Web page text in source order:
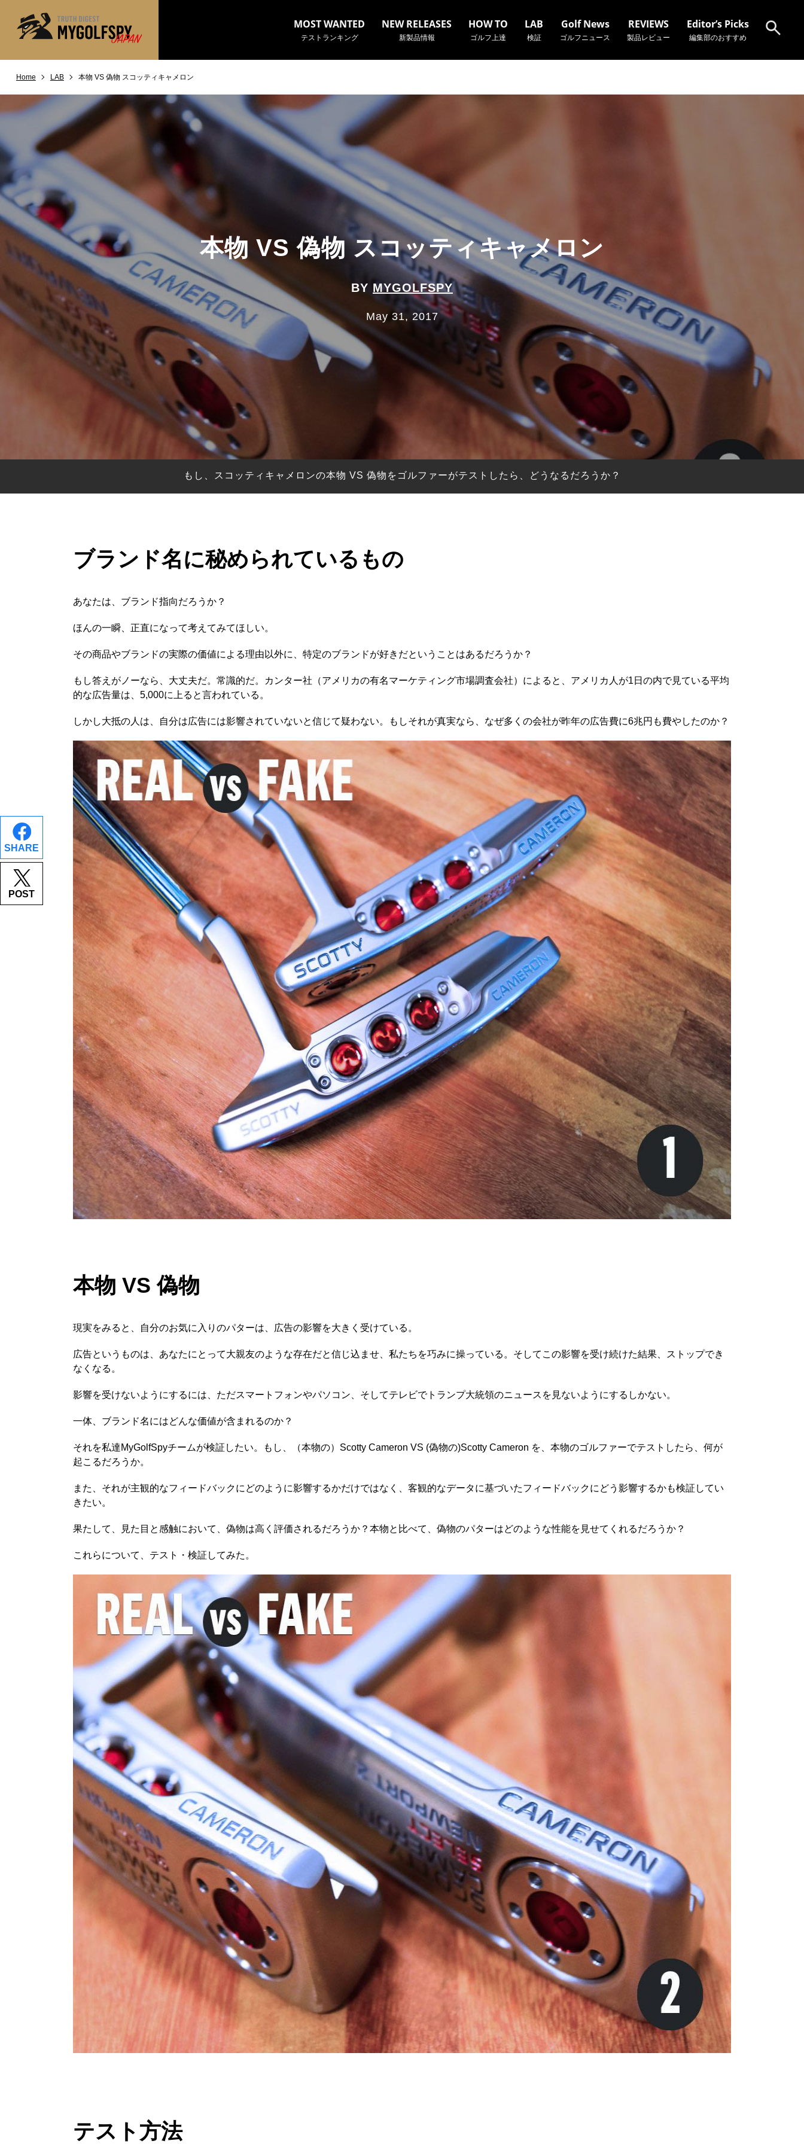
MOST WANTED
テストランキング
NEW RELEASES
新製品情報
HOW TO
ゴルフ上達
LAB
検証
Golf News
ゴルフニュース
REVIEWS
製品レビュー
Editor’s Picks
編集部のおすすめ
Home LAB 本物 VS 偽物 スコッティキャメロン
SHARE
POST
本物 VS 偽物 スコッティキャメロン
BY MYGOLFSPY
May 31, 2017
もし、スコッティキャメロンの本物 VS 偽物をゴルファーがテストしたら、どうなるだろうか？
ブランド名に秘められているもの
あなたは、ブランド指向だろうか？
ほんの一瞬、正直になって考えてみてほしい。
その商品やブランドの実際の価値による理由以外に、特定のブランドが好きだということはあるだろうか？
もし答えがノーなら、大丈夫だ。常識的だ。カンター社（アメリカの有名マーケティング市場調査会社）によると、アメリカ人が1日の内で見ている平均
的な広告量は、5,000に上ると言われている。
しかし大抵の人は、自分は広告には影響されていないと信じて疑わない。もしそれが真実なら、なぜ多くの会社が昨年の広告費に6兆円も費やしたのか？
本物 VS 偽物
現実をみると、自分のお気に入りのパターは、広告の影響を大きく受けている。
広告というものは、あなたにとって大親友のような存在だと信じ込ませ、私たちを巧みに操っている。そしてこの影響を受け続けた結果、ストップでき
なくなる。
影響を受けないようにするには、ただスマートフォンやパソコン、そしてテレビでトランプ大統領のニュースを見ないようにするしかない。
一体、ブランド名にはどんな価値が含まれるのか？
それを私達MyGolfSpyチームが検証したい。もし、（本物の）Scotty Cameron VS (偽物の)Scotty Cameron を、本物のゴルファーでテストしたら、何が
起こるだろうか。
また、それが主観的なフィードバックにどのように影響するかだけではなく、客観的なデータに基づいたフィードバックにどう影響するかも検証してい
きたい。
果たして、見た目と感触において、偽物は高く評価されるだろうか？本物と比べて、偽物のパターはどのような性能を見せてくれるだろうか？
これらについて、テスト・検証してみた。
テスト方法
MOST WANTED
NEW RELEASES 新製品情報
HOW TO ゴルフ上達・実践テクニック
LAB テスト・データ検証
Golf News ゴルフニュース
REVIEWS 製品レビュー
DRIVERS ドライバー
FAIRWAY WOODS フェアウェイウッド
HYBRIDS ハイブリッド
IRONS アイアン
WEDGES ウェッジ
PUTTERS
編集部のおすすめ
Our Mission 私たちの使命
※メーカー名やクラブ名など、検索したい事柄を入力してください。